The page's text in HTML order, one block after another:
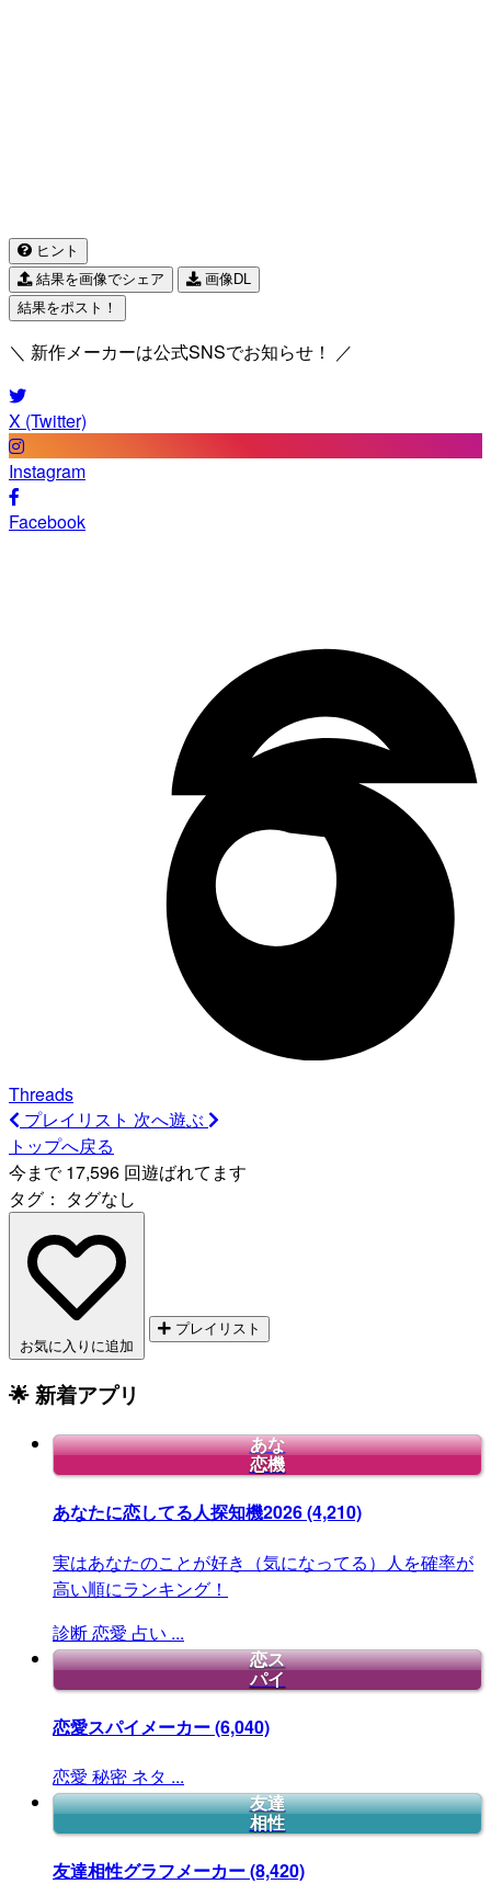
ヒント
結果を画像でシェア
画像DL
結果をポスト！
＼ 新作メーカーは公式SNSでお知らせ！ ／
X (Twitter)
Instagram
Facebook
Threads
プレイリスト 次へ遊ぶ
トップへ戻る
今まで 17,596 回遊ばれてます
タグ： タグなし
お気に入りに追加
プレイリスト
🌟 新着アプリ
あな
恋機
あなたに恋してる人探知機2026(4,210)
実はあなたのことが好き（気になってる）人を確率が
高い順にランキング！
診断恋愛 占い ...
恋ス
パイ
恋愛スパイメーカー(6,040)
恋愛 秘密 ネタ ...
友達
相性
友達相性グラフメーカー(8,420)